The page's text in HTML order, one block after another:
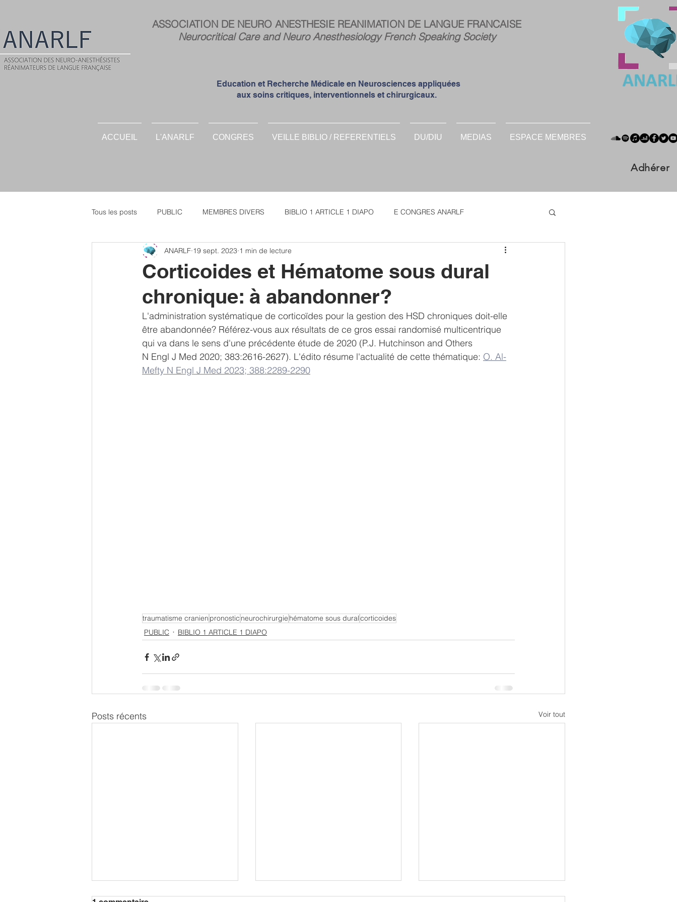
membres :
ASSOCIATION DE NEURO ANESTHESIE REANIMATION DE LANGUE FRANCAISE
Neurocritical Care and Neuro Anesthesiology French Speaking Society
Education et Recherche Médicale en Neurosciences appliquées
aux soins critiques, interventionnels et chirurgicaux.
ACCUEIL L'ANARLF CONGRES VEILLE BIBLIO / REFERENTIELS DU/DIU MEDIAS ESPACE MEMBRES
Adhérer
Tous les posts PUBLIC MEMBRES DIVERS BIBLIO 1 ARTICLE 1 DIAPO E CONGRES ANARLF
CONGRES SFAR MEMBRES CONGRES
Offre PhD - Post-Doc autoregulation Traumatisme crânien Article commenté
Corticoides et Hématome sous dural
chronique: à abandonner?
ANARLF 19 sept. 2023 1 min de lecture
L'administration systématique de corticoïdes pour la gestion des HSD chroniques doit-elle
être abandonnée? Référez-vous aux résultats de ce gros essai randomisé multicentrique
qui va dans le sens d'une précédente étude de 2020 (P.J. Hutchinson and Others
N Engl J Med 2020; 383:2616-2627). L'édito résume l'actualité de cette thématique: O. Al-
Mefty N Engl J Med 2023; 388:2289-2290
traumatisme cranien pronostic neurochirurgie hématome sous duralcorticoides
PUBLIC
BIBLIO 1 ARTICLE 1 DIAPO
Posts récents Voir tout